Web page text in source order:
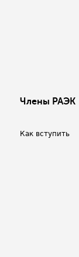
Члены РАЭК
Как вступить